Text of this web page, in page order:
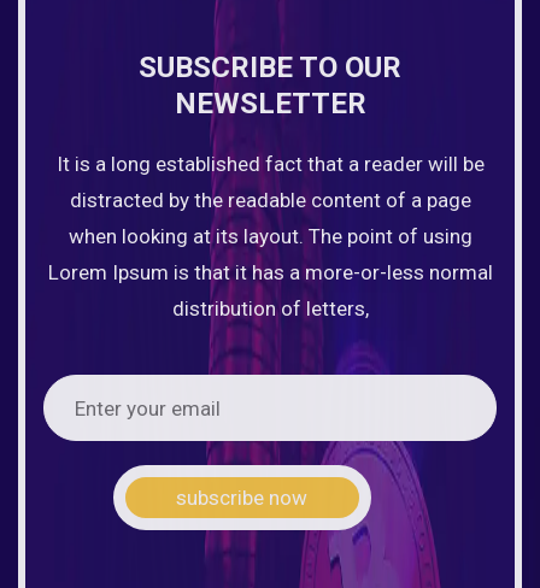
SUBSCRIBE TO OUR
NEWSLETTER
It is a long established fact that a reader will be
distracted by the readable content of a page
when looking at its layout. The point of using
Lorem Ipsum is that it has a more-or-less normal
distribution of letters,
subscribe now